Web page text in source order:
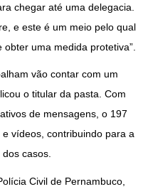
chegar até uma delegacia.
e este é um meio pelo qual
uma medida protetiva”.
vão contar com um
o titular da pasta. Com
de mensagens, o 197
vídeos, contribuindo para a
casos.
Civil de Pernambuco,